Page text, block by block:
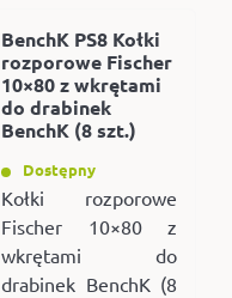
BenchK PS8 Kołki
rozporowe Fischer
10×80 z wkrętami
do drabinek
BenchK (8 szt.)
Dostępny
Kołki rozporowe
Fischer 10×80 z
wkrętami do
drabinek BenchK (8